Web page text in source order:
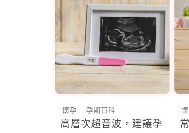
懷孕 孕期百科
高層次超音波，建議孕